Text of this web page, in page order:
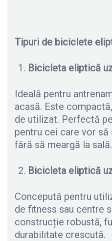
Tipuri de biciclete
Bicicleta eliptică
Ideală pentru
acasă. Este
de utilizat. Perfectă
pentru cei care vor
fără să meargă la sală.
Bicicleta eliptică
Concepută pentru
de fitness sau centre
construcție robustă,
durabilitate crescută.